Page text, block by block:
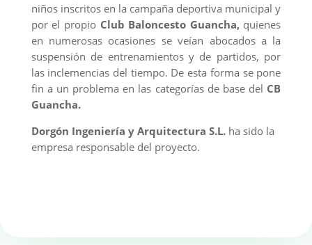
niños inscritos en la campaña deportiva municipal y
por el propio Club Baloncesto Guancha,quienes
en numerosas ocasiones se veían abocados a la
suspensión de entrenamientos y de partidos, por
las inclemencias del tiempo. De esta forma se pone
fin a un problema en las categorías de base del CB
Guancha.
Dorgón Ingeniería y Arquitectura S.L.ha sido la
empresa responsable del proyecto.